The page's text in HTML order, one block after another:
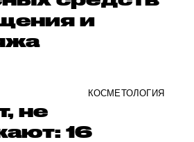
и
КОСМЕТОЛОГИЯ
не
16